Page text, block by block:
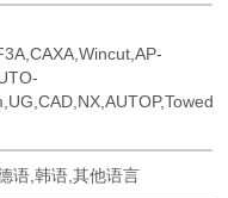
语,韩语,其他语言